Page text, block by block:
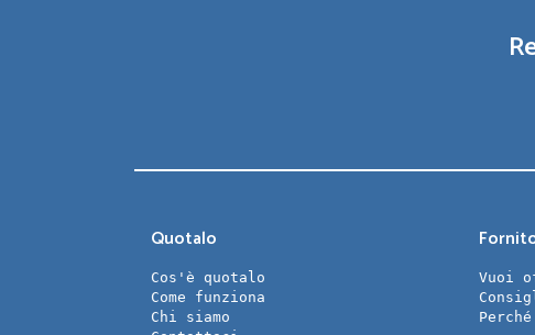
Quotalo
Cos'è quotalo
Come funziona
Chi siamo
Vuoi